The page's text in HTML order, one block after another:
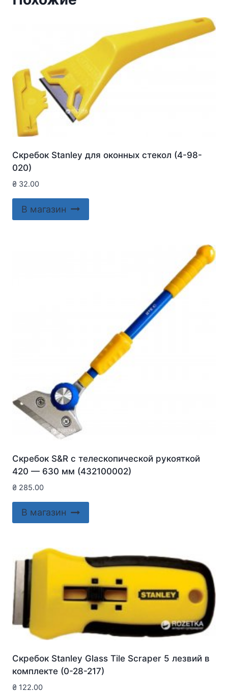
Скребок Stanley для оконныx стекол (4-98-
020)
₴ 32.00
В магазин
Скребок S&R с телескопической рукояткой
420 — 630 мм (432100002)
₴ 285.00
В магазин
Скребок Stanley Glass Tile Scraper 5 лезвий в
комплекте (0-28-217)
₴ 122.00